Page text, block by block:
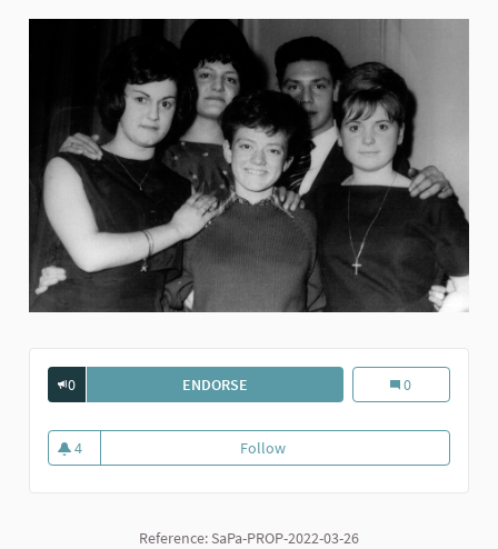
0 ENDORSE RITA PAVONE CON AMICIRita Pavone
0
4
4 followers
FollowRita Pavone con amici
Reference: SaPa-PROP-2022-03-26